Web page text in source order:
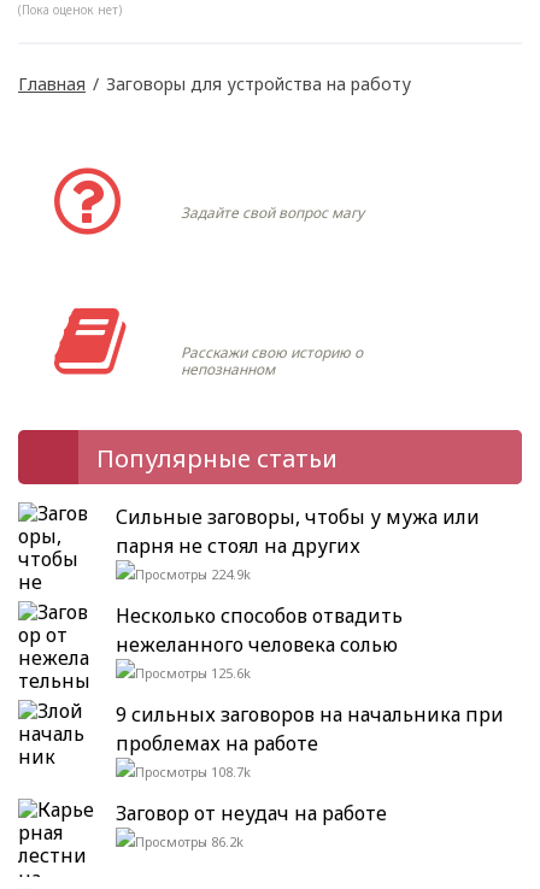
(Пока оценок нет)
Главная / Заговоры для устройства на работу
Задайте свой вопрос магу
Расскажи свою историю о
непознанном
Популярные статьи
Сильные заговоры, чтобы у мужа или
парня не стоял на других
224.9k
Несколько способов отвадить
нежеланного человека солью
125.6k
9 сильных заговоров на начальника при
проблемах на работе
108.7k
Заговор от неудач на работе
86.2k